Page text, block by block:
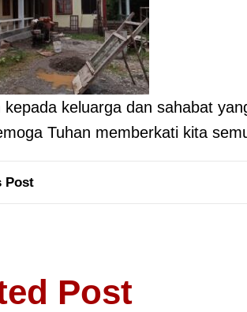
kepada keluarga dan sahabat
Tuhan memberkati kita
Post
Post